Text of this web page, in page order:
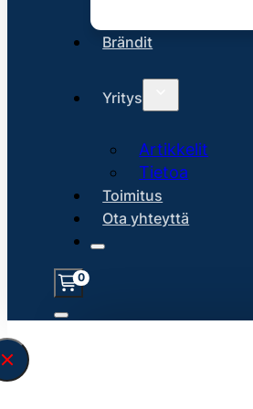
Brändit
Yritys
Artikkelit
Tietoa
Toimitus
Ota yhteyttä
0